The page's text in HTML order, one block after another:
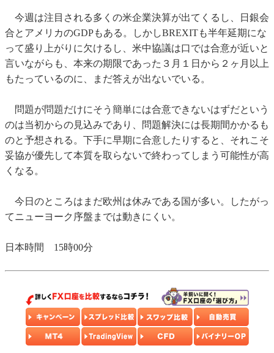
今週は注目される多くの米企業決算が出てくるし、日銀会
合とアメリカのGDPもある。しかしBREXITも半年延期にな
って盛り上がりに欠けるし、米中協議は口では合意が近いと
言いながらも、本来の期限であった３月１日から２ヶ月以上
もたっているのに、まだ答えが出ないでいる。
問題が問題だけにそう簡単には合意できないはずだという
のは当初からの見込みであり、問題解決には長期間かかるも
のと予想される。下手に早期に合意したりすると、それこそ
妥協が優先して本質を取らないで終わってしまう可能性が高
くなる。
今日のところはまだ欧州は休みである国が多い。したがっ
てニューヨーク序盤までは動きにくい。
日本時間 15時00分